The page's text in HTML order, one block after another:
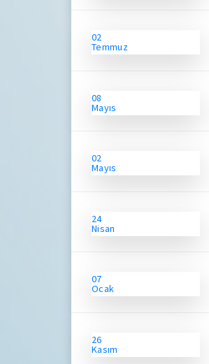
02
Temmuz
08
Mayıs
02
Mayıs
24
Nisan
07
Ocak
26
Kasım